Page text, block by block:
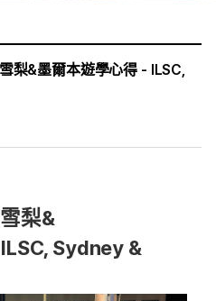
雪梨&墨爾本遊學心得 - ILSC,
雪梨&
Sydney &